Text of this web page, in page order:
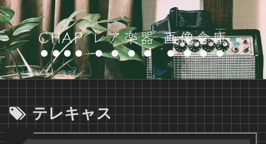
CHAP レア楽器 画像倉庫
テレキャス